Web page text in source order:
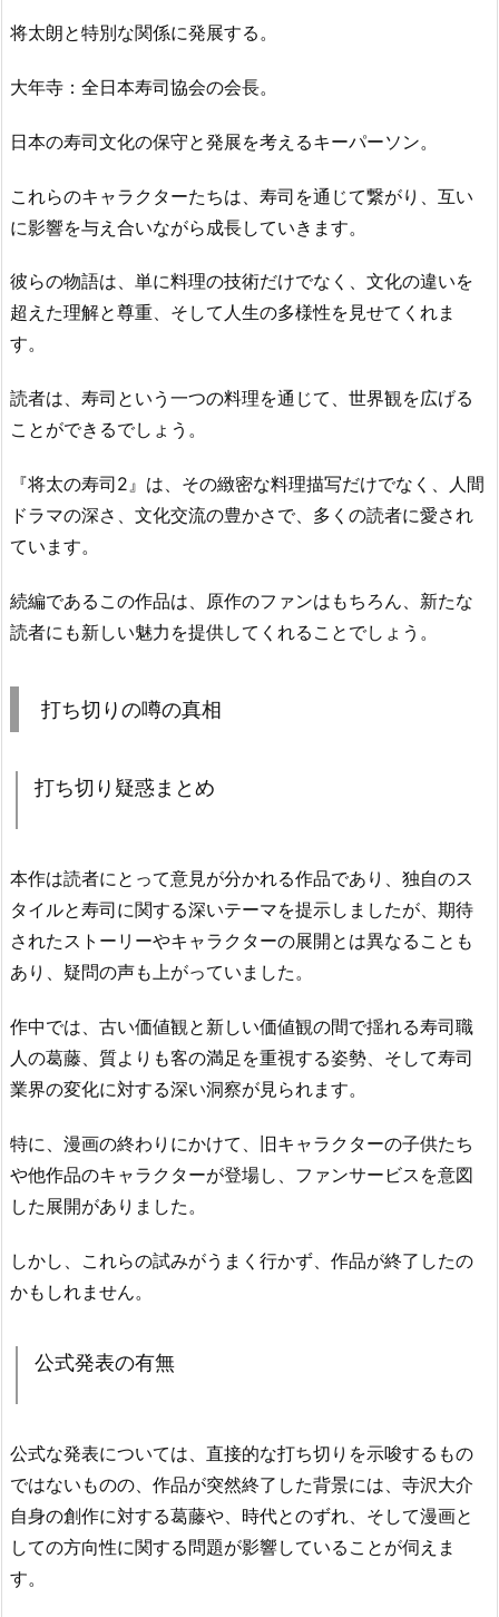
将太朗と特別な関係に発展する。
大年寺：全日本寿司協会の会長。
日本の寿司文化の保守と発展を考えるキーパーソン。
これらのキャラクターたちは、寿司を通じて繋がり、互い
に影響を与え合いながら成長していきます。
彼らの物語は、単に料理の技術だけでなく、文化の違いを
超えた理解と尊重、そして人生の多様性を見せてくれま
す。
読者は、寿司という一つの料理を通じて、世界観を広げる
ことができるでしょう。
『将太の寿司2』は、その緻密な料理描写だけでなく、人間
ドラマの深さ、文化交流の豊かさで、多くの読者に愛され
ています。
続編であるこの作品は、原作のファンはもちろん、新たな
読者にも新しい魅力を提供してくれることでしょう。
打ち切りの噂の真相
打ち切り疑惑まとめ
本作は読者にとって意見が分かれる作品であり、独自のス
タイルと寿司に関する深いテーマを提示しましたが、期待
されたストーリーやキャラクターの展開とは異なることも
あり、疑問の声も上がっていました。
作中では、古い価値観と新しい価値観の間で揺れる寿司職
人の葛藤、質よりも客の満足を重視する姿勢、そして寿司
業界の変化に対する深い洞察が見られます。
特に、漫画の終わりにかけて、旧キャラクターの子供たち
や他作品のキャラクターが登場し、ファンサービスを意図
した展開がありました。
しかし、これらの試みがうまく行かず、作品が終了したの
かもしれません。
公式発表の有無
公式な発表については、直接的な打ち切りを示唆するもの
ではないものの、作品が突然終了した背景には、寺沢大介
自身の創作に対する葛藤や、時代とのずれ、そして漫画と
しての方向性に関する問題が影響していることが伺えま
す。